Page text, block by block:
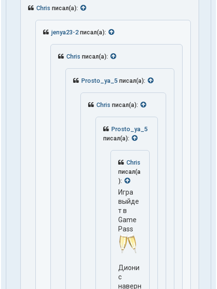
Chris писал(а):
jenya23-2писал(а):
Chris писал(а):
Prosto_ya_5 писал(а):
Chris писал(а):
Prosto_ya_5
писал(а):
Chris
писал(а
):
Игра
выйде
т в
Game
Pass
Диони
с
наверн